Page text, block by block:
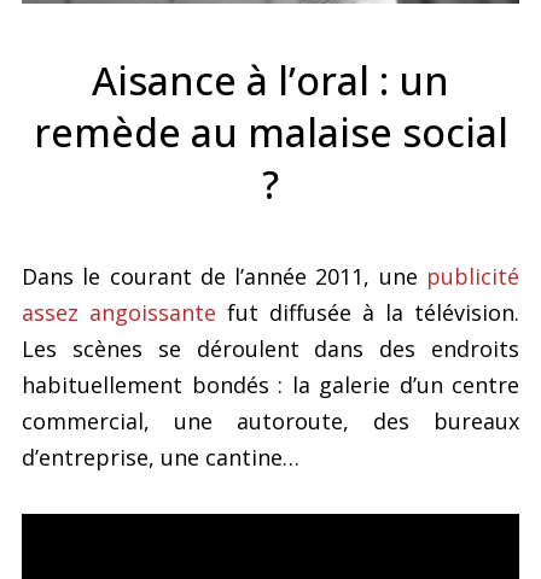
Aisance à l’oral : un
remède au malaise social
?
Dans le courant de l’année 2011, une publicité
assez angoissante fut diffusée à la télévision.
Les scènes se déroulent dans des endroits
habituellement bondés : la galerie d’un centre
commercial, une autoroute, des bureaux
d’entreprise, une cantine…